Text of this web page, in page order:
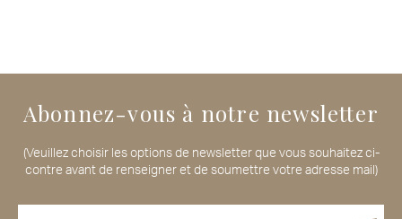
Abonnez-vous à notre newsletter
(Veuillez choisir les options de newsletter que vous souhaitez ci-
contre avant de renseigner et de soumettre votre adresse mail)